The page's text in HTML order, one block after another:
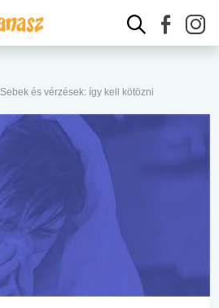
Sebek és vérzések: így kell kötözni